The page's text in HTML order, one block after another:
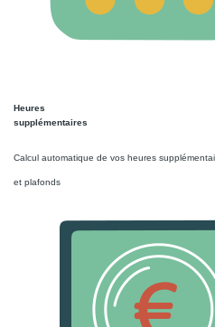
Heures
supplémentaires
Calcul automatique de vos heures
et plafonds